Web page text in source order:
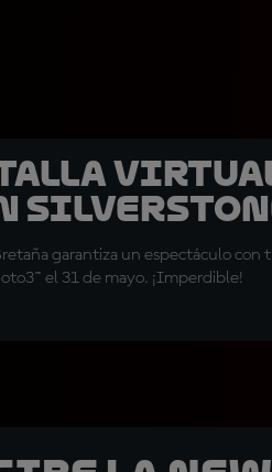
garantiza un espectáculo con
el 31 de mayo. ¡Imperdible!